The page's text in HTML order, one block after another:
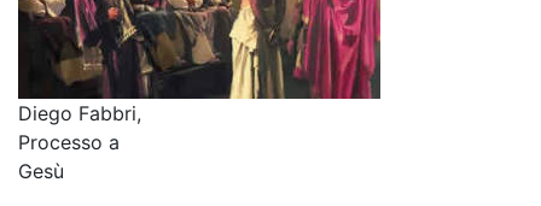
Diego Fabbri,
Processo a
Gesù